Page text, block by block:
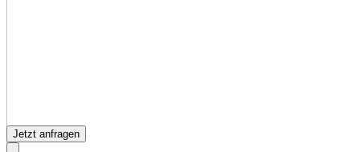
Jetzt anfragen